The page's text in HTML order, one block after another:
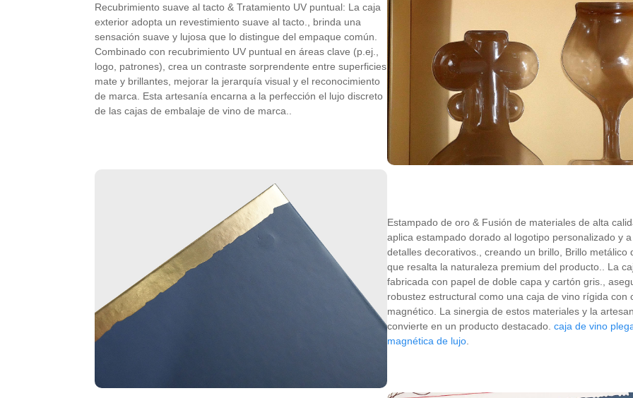
Recubrimiento suave al tacto & Tratamiento UV puntual: La caja
exterior adopta un revestimiento suave al tacto., brinda una
sensación suave y lujosa que lo distingue del empaque común.
Combinado con recubrimiento UV puntual en áreas clave (p.ej.,
logo, patrones), crea un contraste sorprendente entre superficies
mate y brillantes, mejorar la jerarquía visual y el reconocimiento
de marca. Esta artesanía encarna a la perfección el lujo discreto
de las cajas de embalaje de vino de marca..
Estampado de oro & Fusión de materiales de alta
aplica estampado dorado al logotipo personalizado y
detalles decorativos., creando un brillo, Brillo metálico
que resalta la naturaleza premium del producto.. La
fabricada con papel de doble capa y cartón gris.,
robustez estructural como una caja de vino rígida con
magnético. La sinergia de estos materiales y la
convierte en un producto destacado. caja de vino
magnética de lujo.